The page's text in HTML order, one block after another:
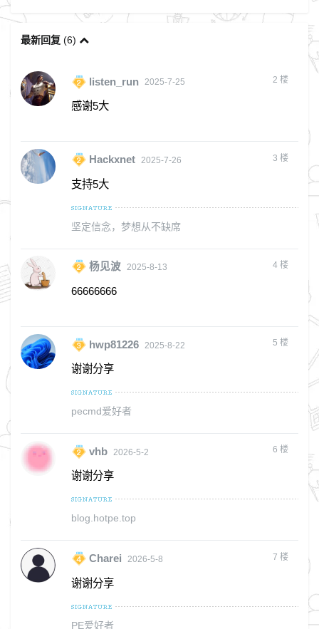
最新回复 (6)
listen_run 2025-7-25 2 楼
感谢5大
Hackxnet 2025-7-26 3 楼
支持5大
坚定信念，梦想从不缺席
杨见波 2025-8-13 4 楼
66666666
hwp81226 2025-8-22 5 楼
谢谢分享
pecmd爱好者
vhb 2026-5-2 6 楼
谢谢分享
blog.hotpe.top
Charei 2026-5-8 7 楼
谢谢分享
PE爱好者